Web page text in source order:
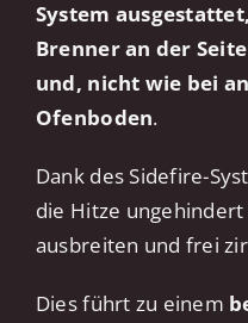
System
Brenner an der
und, nicht wie bei
Ofenboden.
Dank des Sidefire-
die Hitze
ausbreiten und frei
Dies führt zu einem